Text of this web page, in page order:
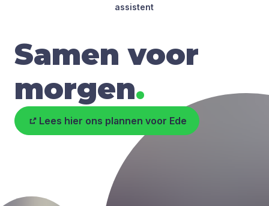
as­sis­tent
Samen voor
morgen.
Lees hier ons plannen voor Ede